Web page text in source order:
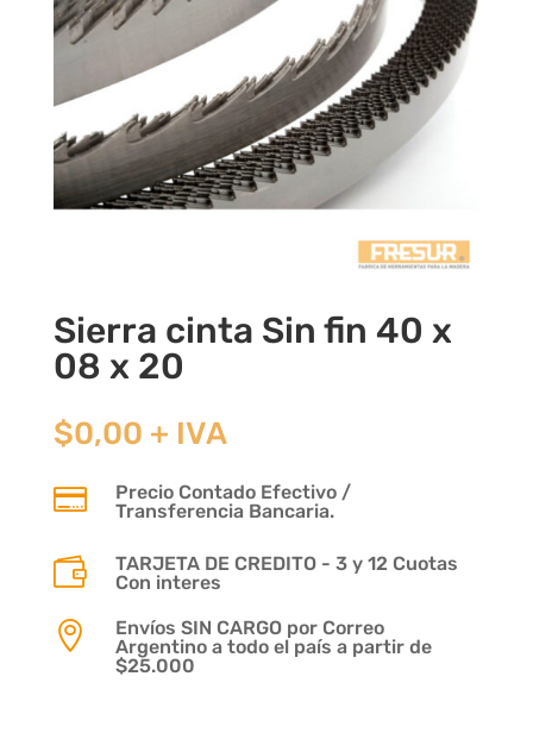
Sierra cinta Sin fin 40 x
08 x 20
$0,00 + IVA

Precio Contado Efectivo /
Transferencia Bancaria.

TARJETA DE CREDITO - 3 y 12 Cuotas
Con interes

Envíos SIN CARGO por Correo
Argentino a todo el país a partir de
$25.000